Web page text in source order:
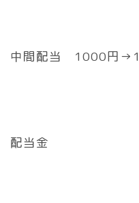
中間配当 1000円
配当金